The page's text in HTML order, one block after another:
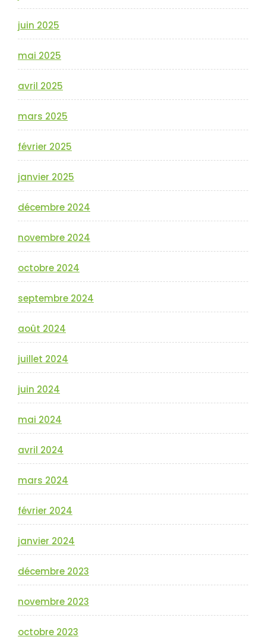
juin 2025
mai 2025
avril 2025
mars 2025
février 2025
janvier 2025
décembre 2024
novembre 2024
octobre 2024
septembre 2024
août 2024
juillet 2024
juin 2024
mai 2024
avril 2024
mars 2024
février 2024
janvier 2024
décembre 2023
novembre 2023
octobre 2023